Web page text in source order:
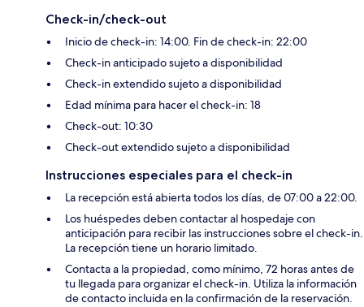
Check-in/check-out
Inicio de check-in: 14:00. Fin de check-in: 22:00
Check-in anticipado sujeto a disponibilidad
Check-in extendido sujeto a disponibilidad
Edad mínima para hacer el check-in: 18
Check-out: 10:30
Check-out extendido sujeto a disponibilidad
Instrucciones especiales para el check-in
La recepción está abierta todos los días, de 07:00 a 22:00.
Los huéspedes deben contactar al hospedaje con
anticipación para recibir las instrucciones sobre el check-in.
La recepción tiene un horario limitado.
Contacta a la propiedad, como mínimo, 72 horas antes de
tu llegada para organizar el check-in. Utiliza la información
de contacto incluida en la confirmación de la reservación.